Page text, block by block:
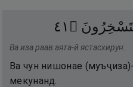
۝ ١٤
Ва иза раав аята-й ястасхирун.
Ва чун нишонае
мекунанд.